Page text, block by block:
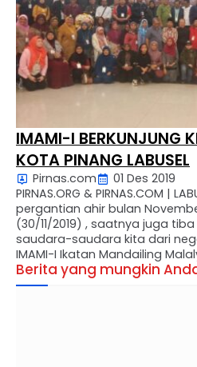
IMAMI-I BERKUNJUNG
KOTA PINANG LABUSEL
Pirnas.com
01 Des 2019
PIRNAS.ORG & PIRNAS.COM |
pergantian ahir bulan
(30/11/2019) , saatnya juga
saudara-saudara kita dari
IMAMI-I Ikatan Mandailing
pukul 23.00 WIB di Hotel Grand
kelurahan Kotapinang,
Berita yang mungkin